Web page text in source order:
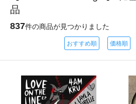
品
837件の商品が見つかりました
おすすめ順 価格順